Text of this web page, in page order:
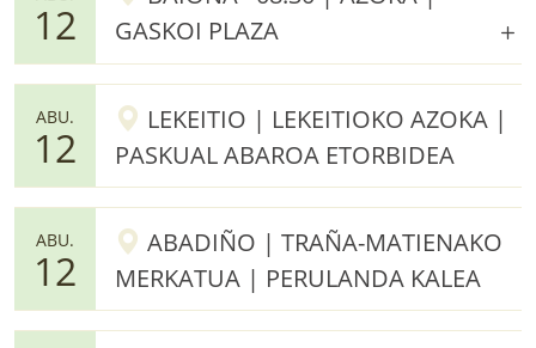
12
GASKOI PLAZA
ABU.
12
LEKEITIO | LEKEITIOKO AZOKA |
PASKUAL ABAROA ETORBIDEA
ABU.
12
ABADIÑO | TRAÑA-MATIENAKO
MERKATUA | PERULANDA KALEA